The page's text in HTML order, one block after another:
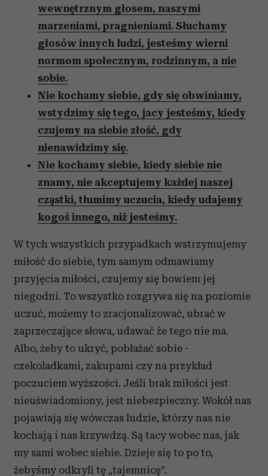
wewnętrznym głosem, naszymi
marzeniami, pragnieniami. Słuchamy
głosów innych ludzi, jesteśmy wierni
normom społecznym, rodzinnym, a nie
sobie.
Nie kochamy siebie, gdy się obwiniamy,
wstydzimy się tego, jacy jesteśmy, kiedy
czujemy na siebie złość, gdy
nienawidzimy się.
Nie kochamy siebie, kiedy siebie nie
znamy, nie akceptujemy każdej naszej
cząstki, tłumimy uczucia, kiedy udajemy
kogoś innego, niż jesteśmy.
W tych wszystkich przypadkach wstrzymujemy
miłość do siebie, tym samym odmawiamy
przyjęcia miłości, czujemy się bowiem jej
niegodni. To wszystko rozgrywa się na poziomie
uczuć, możemy to zracjonalizować, ubrać w
zaprzeczające słowa, udawać że tego nie ma.
Albo, żeby to ukryć, pobłażać sobie -
czekoladkami, zakupami czy na przykład
poczuciem wyższości. Jeśli brak miłości jest
nieuświadomiony, jest niebezpieczny. Wokół nas
pojawiają się wówczas ludzie, którzy nas nie
kochają i nas krzywdzą. Są tacy wobec nas, jak
my sami wobec siebie. Dzieje się to po to,
żebyśmy odkryli tę „tajemnicę”.